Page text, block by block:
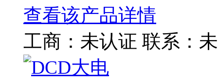
查看该产品详情
工商： 未认证 联系：